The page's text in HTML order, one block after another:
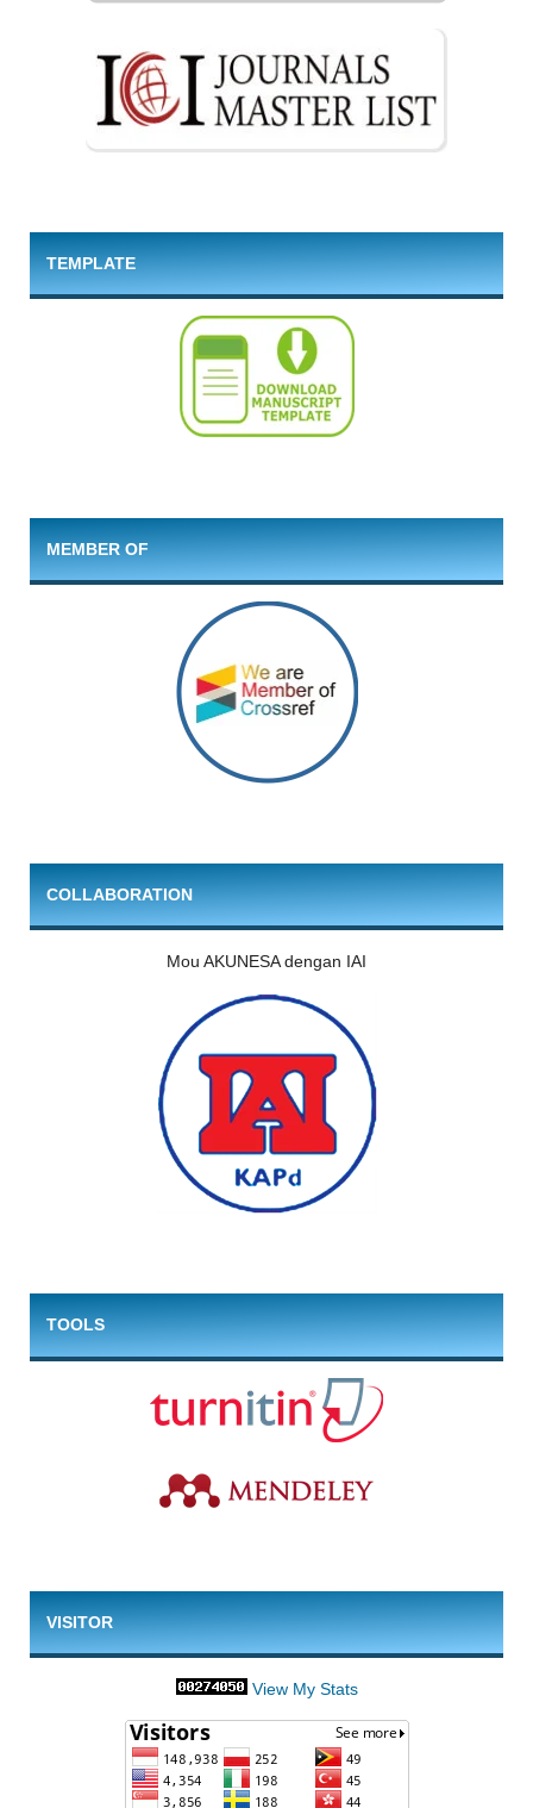
TEMPLATE
MEMBER OF
COLLABORATION
Mou AKUNESA dengan IAI
TOOLS
VISITOR
View My Stats